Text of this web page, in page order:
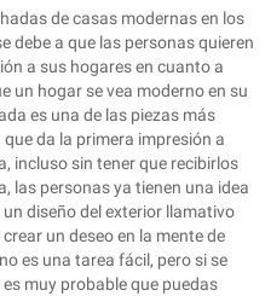
de casas modernas en los
debe a que las personas quieren
a sus hogares en cuanto a
un hogar se vea moderno en su
es una de las piezas más
da la primera impresión a
incluso sin tener que recibirlos
las personas ya tienen una idea
diseño del exterior llamativo
un deseo en la mente de
es una tarea fácil, pero si se
muy probable que puedas